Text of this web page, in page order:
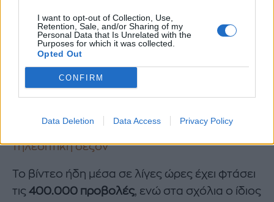
I want to opt-out of Collection, Use,
Retention, Sale, and/or Sharing of my
Personal Data that Is Unrelated with the
Purposes for which it was collected.
Opted Out
CONFIRM
Data Deletion Data Access Privacy Policy
τηλεπαιχνίδια θα ξεκινήσει η επόμενη
τηλεοπτική σεζόν
Το βίντεο ήδη μέσα σε λίγες ώρες έχει φτάσει
τις 400.000 προβολές, ενώ στα σχόλια ο ίδιος